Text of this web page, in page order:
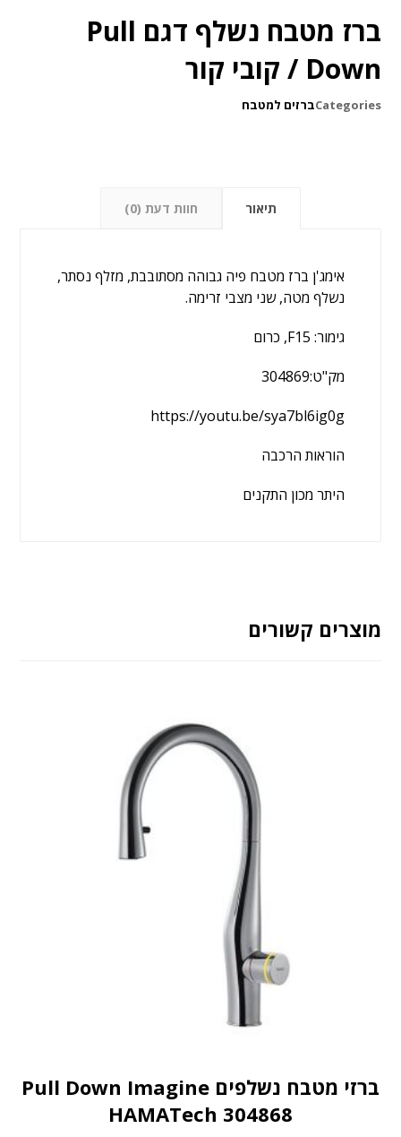
ברז מטבח נשלף דגם Pull
Down / קובי קור
Categoriesברזים למטבח
תיאור חוות דעת (0)
אימג'ן ברז מטבח פיה גבוהה מסתובבת, מזלף נסתר,
נשלף מטה, שני מצבי זרימה.
גימור: F15, כרום
מק"ט:304869
https://youtu.be/sya7bl6ig0g
הוראות הרכבה
היתר מכון התקנים
מוצרים קשורים
ברזי מטבח נשלפים Pull Down Imagine
HAMATech 304868